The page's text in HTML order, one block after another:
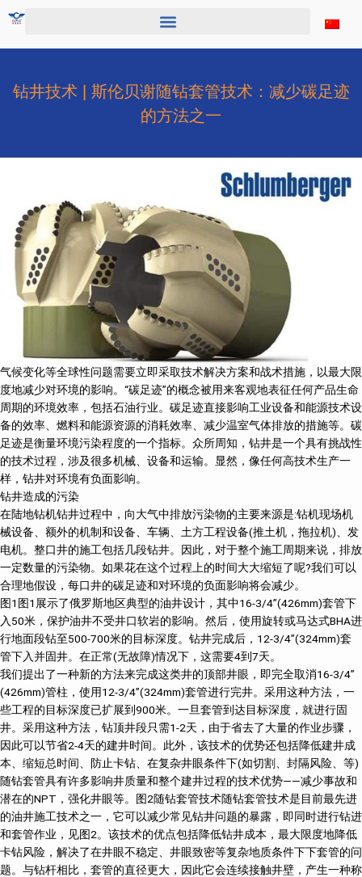
钻井技术 | 斯伦贝谢随钻套管技术：减少碳足迹
的方法之一
气候变化等全球性问题需要立即采取技术解决方案和战术措施，以最大限
度地减少对环境的影响。“碳足迹”的概念被用来客观地表征任何产品生命
周期的环境效率，包括石油行业。碳足迹直接影响工业设备和能源技术设
备的效率、燃料和能源资源的消耗效率、减少温室气体排放的措施等。碳
足迹是衡量环境污染程度的一个指标。众所周知，钻井是一个具有挑战性
的技术过程，涉及很多机械、设备和运输。显然，像任何高技术生产一
样，钻井对环境有负面影响。
钻井造成的污染
在陆地钻机钻井过程中，向大气中排放污染物的主要来源是:钻机现场机
械设备、额外的机制和设备、车辆、土方工程设备(推土机，拖拉机)、发
电机。整口井的施工包括几段钻井。因此，对于整个施工周期来说，排放
一定数量的污染物。如果花在这个过程上的时间大大缩短了呢?我们可以
合理地假设，每口井的碳足迹和对环境的负面影响将会减少。
图1图1展示了俄罗斯地区典型的油井设计，其中16-3/4”(426mm)套管下
入50米，保护油井不受井口软岩的影响。然后，使用旋转或马达式BHA进
行地面段钻至500-700米的目标深度。钻井完成后，12-3/4”(324mm)套
管下入并固井。在正常(无故障)情况下，这需要4到7天。
我们提出了一种新的方法来完成这类井的顶部井眼，即完全取消16-3/4”
(426mm)管柱，使用12-3/4”(324mm)套管进行完井。采用这种方法，一
些工程的目标深度已扩展到900米。一旦套管到达目标深度，就进行固
井。采用这种方法，钻顶井段只需1-2天，由于省去了大量的作业步骤，
因此可以节省2-4天的建井时间。此外，该技术的优势还包括降低建井成
本、缩短总时间、防止卡钻、在复杂井眼条件下(如切割、封隔风险、等)
随钻套管具有许多影响井质量和整个建井过程的技术优势——减少事故和
潜在的NPT，强化井眼等。图2随钻套管技术随钻套管技术是目前最先进
的油井施工技术之一，它可以减少常见钻井问题的暴露，即同时进行钻进
和套管作业，见图2。该技术的优点包括降低钻井成本，最大限度地降低
卡钻风险，解决了在井眼不稳定、井眼致密等复杂地质条件下下套管的问
题。与钻杆相比，套管的直径更大，因此它会连续接触井壁，产生一种称